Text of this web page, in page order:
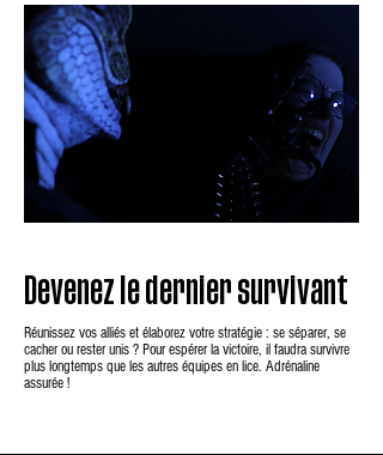
Devenez le dernier survivant
Réunissez vos alliés et élaborez votre stratégie : se séparer, se
cacher ou rester unis ? Pour espérer la victoire, il faudra survivre
plus longtemps que les autres équipes en lice. Adrénaline
assurée !